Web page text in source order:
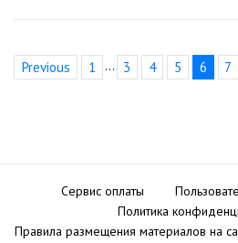
Previous 1 ... 3 4 5 6 7
Сервис оплаты
Политика
Правила размещения материалов на